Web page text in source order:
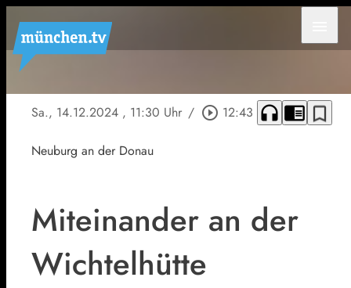
Sa., 14.12.2024 , 11:30 Uhr / play_circle_outline 12:43 headphones chrome_reader_mode bookmark_border
Neuburg an der Donau
Miteinander an der
Wichtelhütte